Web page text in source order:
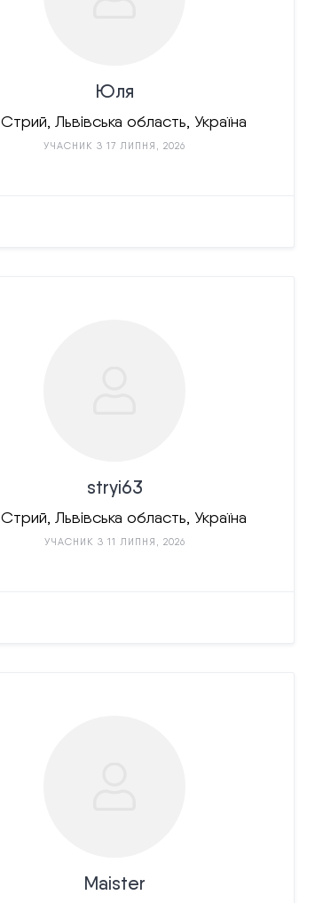
Юля
Стрий, Львівська область, Україна
УЧАСНИК З 17 ЛИПНЯ, 2026
stryi63
Стрий, Львівська область, Україна
УЧАСНИК З 11 ЛИПНЯ, 2026
Maister